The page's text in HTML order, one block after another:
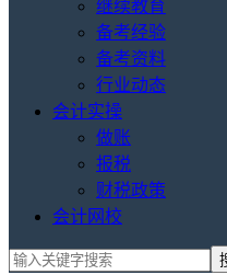
继续教育
备考经验
备考资料
行业动态
会计实操
做账
报税
财税政策
会计网校